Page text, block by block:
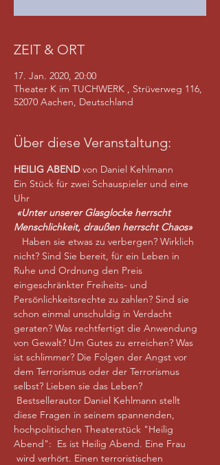
ZEIT & ORT
17. Jan. 2020, 20:00
Theater K im TUCHWERK , Strüverweg 116,
52070 Aachen, Deutschland
Über diese Veranstaltung:
HEILIG ABEND von Daniel Kehlmann
Ein Stück für zwei Schauspieler und eine
Uhr
«Unter unserer Glasglocke herrscht
Menschlichkeit, draußen herrscht Chaos»
Haben sie etwas zu verbergen? Wirklich
nicht? Sind Sie bereit, für ein Leben in
Ruhe und Ordnung den Preis
eingeschränkter Freiheits- und
Persönlichkeitsrechte zu zahlen? Sind sie
schon einmal unschuldig in Verdacht
geraten? Was rechtfertigt die Anwendung
von Gewalt? Um Gutes zu erreichen? Was
ist schlimmer? Die Folgen der Angst vor
dem Terrorismus oder der Terrorismus
selbst? Lieben sie das Leben?
Bestsellerautor Daniel Kehlmann stellt
diese Fragen in seinem spannenden,
hochpolitischen Theaterstück "Heilig
Abend":  Es ist Heilig Abend. Eine Frau
wird verhört. Einen terroristischen